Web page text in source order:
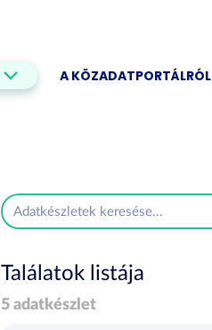
A KÖZADATPORTÁLRÓL
Találatok listája
5 adatkészlet